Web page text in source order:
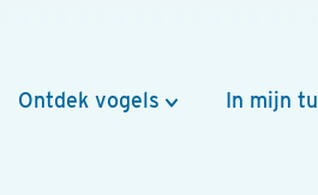
Ontdek vogels In mijn